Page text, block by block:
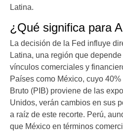
Latina.
¿Qué significa para
La decisión de la Fed influye
Latina, una región que
vínculos comerciales y
Países como México, cuyo
Bruto (PIB) proviene de las
Unidos, verán cambios en sus
a raíz de este recorte. Perú,
que México en términos